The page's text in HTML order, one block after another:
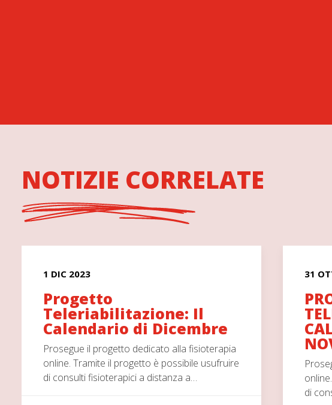
NOTIZIE CORRELATE
1 DIC 2023
Progetto
Teleriabilitazione: Il
Calendario di Dicembre
Prosegue il progetto dedicato alla fisioterapia
online. Tramite il progetto è possibile usufruire
di consulti fisioterapici a distanza a…
31
di